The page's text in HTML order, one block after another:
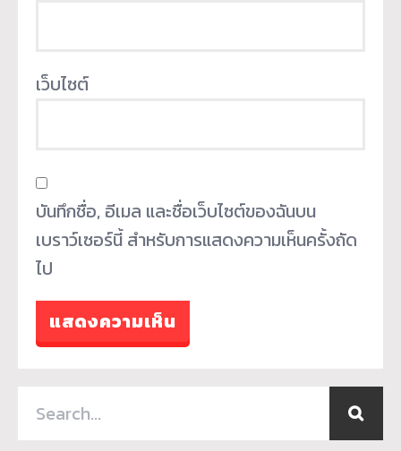
เว็บไซต์
บันทึกชื่อ, อีเมล และชื่อเว็บไซต์ของฉันบน
เบราว์เซอร์นี้ สำหรับการแสดงความเห็นครั้งถัด
ไป